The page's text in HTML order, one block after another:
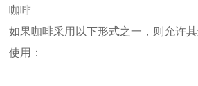
咖啡
如果咖啡采用以下形式之一，则允许
使用：